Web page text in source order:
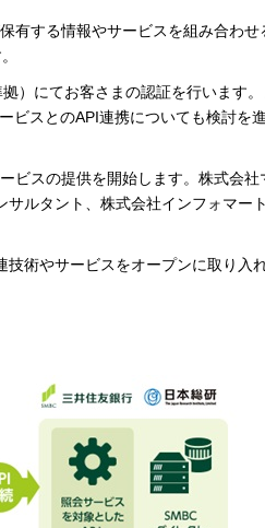
する情報やサービスを組み合わせ
）にてお客さまの認証を行います
ビスとのAPI連携についても検討を
スの提供を開始します。株式会社
ルタント、株式会社インフォマー
術やサービスをオープンに取り入